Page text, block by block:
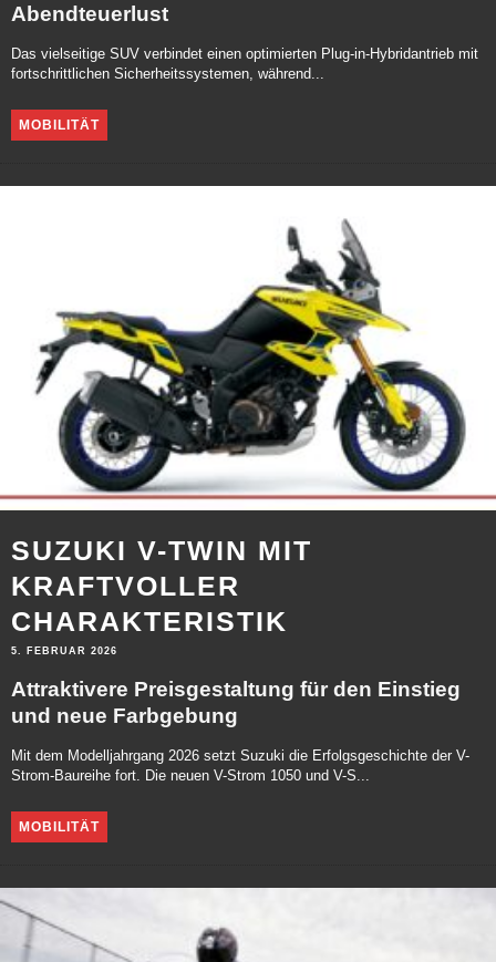
Abendteuerlust
Das vielseitige SUV verbindet einen optimierten Plug-in-Hybridantrieb mit
fortschrittlichen Sicherheitssystemen, während...
MOBILITÄT
SUZUKI V-TWIN MIT
KRAFTVOLLER
CHARAKTERISTIK
5. FEBRUAR 2026
Attraktivere Preisgestaltung für den Einstieg
und neue Farbgebung
Mit dem Modelljahrgang 2026 setzt Suzuki die Erfolgsgeschichte der V-
Strom-Baureihe fort. Die neuen V-Strom 1050 und V-S...
MOBILITÄT